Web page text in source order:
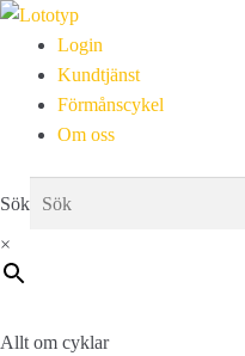
Login
Kundtjänst
Förmånscykel
Om oss
Sök
×
Allt om cyklar